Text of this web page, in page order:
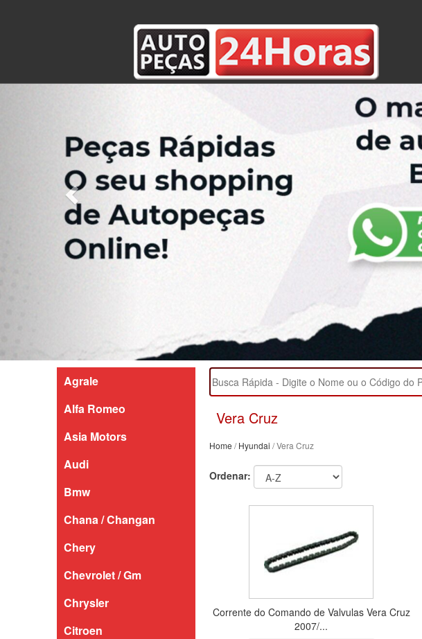
Agrale
Alfa Romeo
Asia Motors
Audi
Bmw
Chana / Changan
Chery
Chevrolet / Gm
Chrysler
Citroen
Vera Cruz
Home /Hyundai / Vera Cruz
Ordenar:
Corrente do Comando de Valvulas Vera Cruz
2007/...